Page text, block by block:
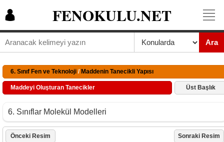
FENOKULU.NET
Ara
6. Sınıf Fen ve Teknoloji / Maddenin Tanecikli Yapısı
Maddeyi Oluşturan Tanecikler Üst Başlık
6. Sınıflar Molekül Modelleri
Önceki Resim Sonraki Resim